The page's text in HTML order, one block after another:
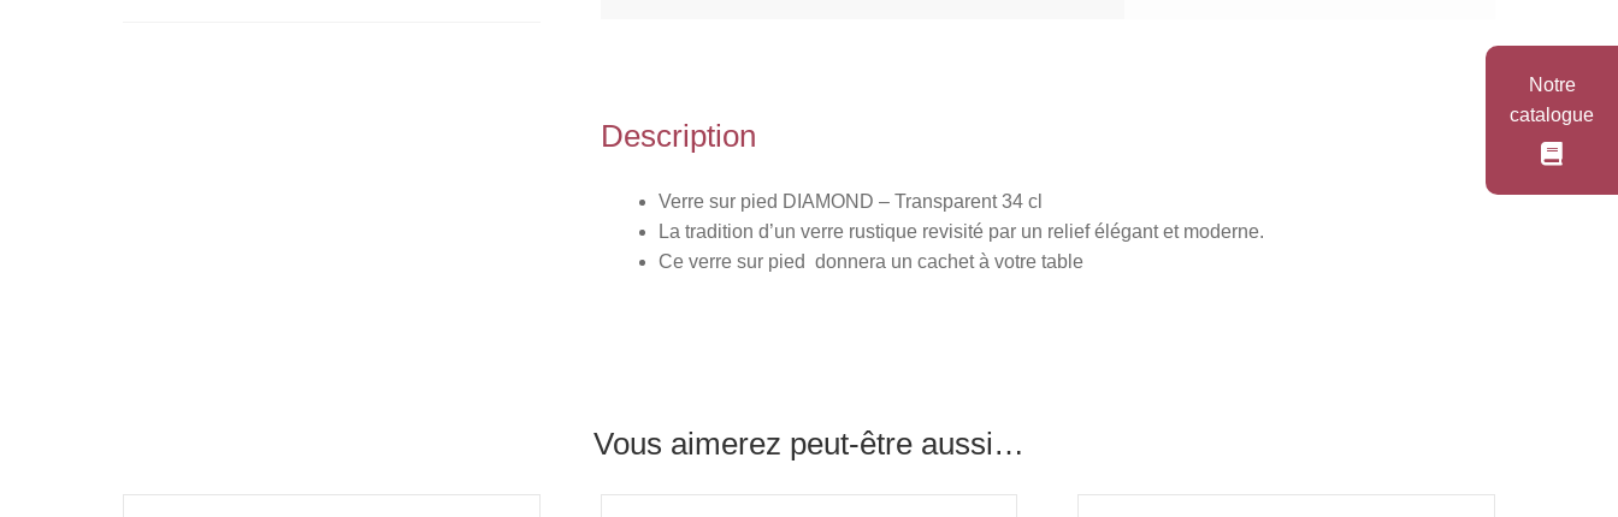
Notre
catalogue
Description
Verre sur pied DIAMOND – Transparent 34 cl
La tradition d’un verre rustique revisité par un relief élégant et moderne.
Ce verre sur pied donnera un cachet à votre table
Vous aimerez peut-être aussi…